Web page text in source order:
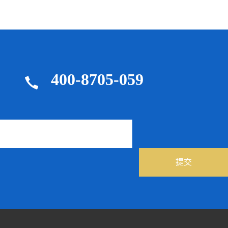
400-8705-059
提交